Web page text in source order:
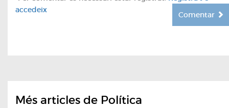
accedeix
Comentar
Més articles de Política